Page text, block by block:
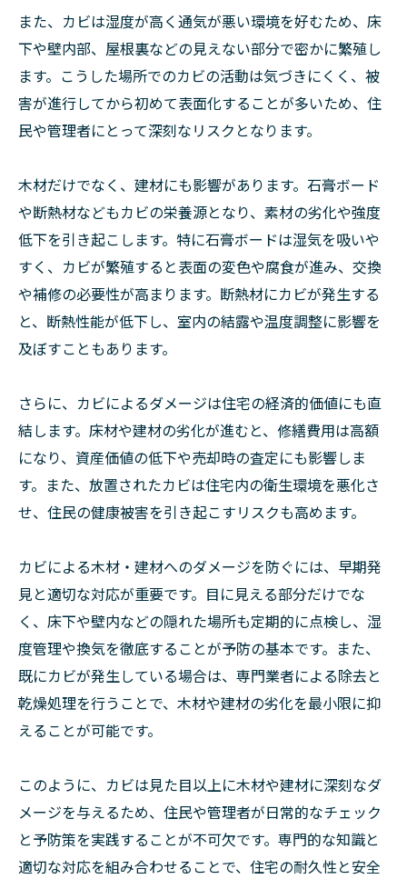
また、カビは湿度が高く通気が悪い環境を好むため、床
下や壁内部、屋根裏などの見えない部分で密かに繁殖し
ます。こうした場所でのカビの活動は気づきにくく、被
害が進行してから初めて表面化することが多いため、住
民や管理者にとって深刻なリスクとなります。
木材だけでなく、建材にも影響があります。石膏ボード
や断熱材などもカビの栄養源となり、素材の劣化や強度
低下を引き起こします。特に石膏ボードは湿気を吸いや
すく、カビが繁殖すると表面の変色や腐食が進み、交換
や補修の必要性が高まります。断熱材にカビが発生する
と、断熱性能が低下し、室内の結露や温度調整に影響を
及ぼすこともあります。
さらに、カビによるダメージは住宅の経済的価値にも直
結します。床材や建材の劣化が進むと、修繕費用は高額
になり、資産価値の低下や売却時の査定にも影響しま
す。また、放置されたカビは住宅内の衛生環境を悪化さ
せ、住民の健康被害を引き起こすリスクも高めます。
カビによる木材・建材へのダメージを防ぐには、早期発
見と適切な対応が重要です。目に見える部分だけでな
く、床下や壁内などの隠れた場所も定期的に点検し、湿
度管理や換気を徹底することが予防の基本です。また、
既にカビが発生している場合は、専門業者による除去と
乾燥処理を行うことで、木材や建材の劣化を最小限に抑
えることが可能です。
このように、カビは見た目以上に木材や建材に深刻なダ
メージを与えるため、住民や管理者が日常的なチェック
と予防策を実践することが不可欠です。専門的な知識と
適切な対応を組み合わせることで、住宅の耐久性と安全